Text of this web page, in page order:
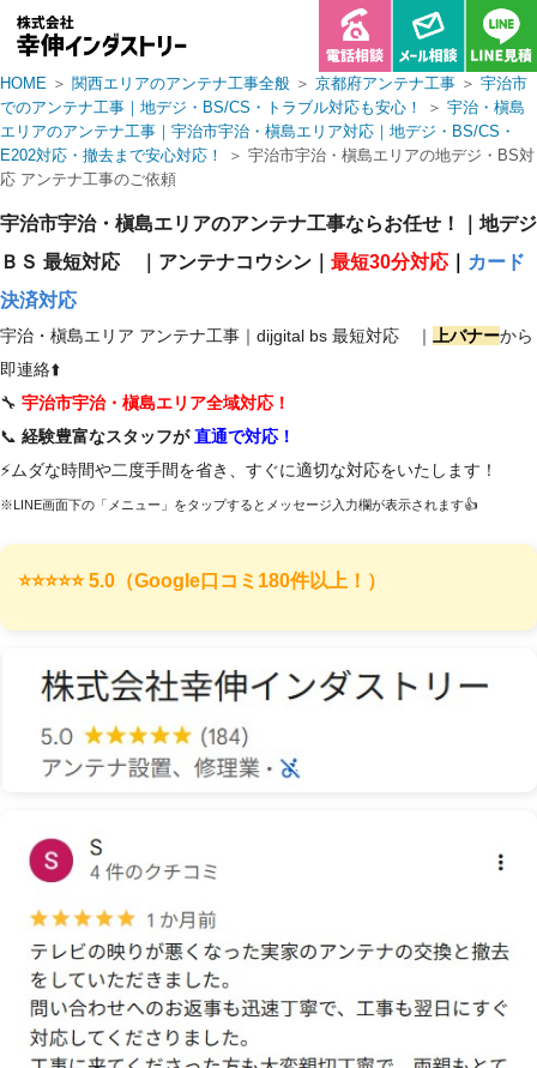
HOME ＞ 関西エリアのアンテナ工事全般 ＞ 京都府アンテナ工事 ＞ 宇治市
でのアンテナ工事｜地デジ・BS/CS・トラブル対応も安心！
＞ 宇治・槇島
エリアのアンテナ工事｜宇治市宇治・槇島エリア対応｜地デジ・BS/CS・
E202対応・撤去まで安心対応！
＞ 宇治市宇治・槇島エリアの地デジ・BS対
応 アンテナ工事のご依頼
宇治市宇治・槇島エリアのアンテナ工事ならお任せ！｜地デジ
ＢＳ 最短対応 ｜アンテナコウシン｜ 最短30分対応 ｜ カード
決済対応
宇治・槇島エリア アンテナ工事｜dijgital bs 最短対応 ｜ 上バナーから
即連絡⬆️
🔧 宇治市宇治・槇島エリア全域対応！
📞 経験豊富なスタッフが直通で対応！
⚡ムダな時間や二度手間を省き、すぐに適切な対応をいたします！
※LINE画面下の「メニュー」をタップするとメッセージ入力欄が表示されます👍
⭐️⭐️⭐️⭐️⭐️ 5.0（Google口コミ180件以上！）